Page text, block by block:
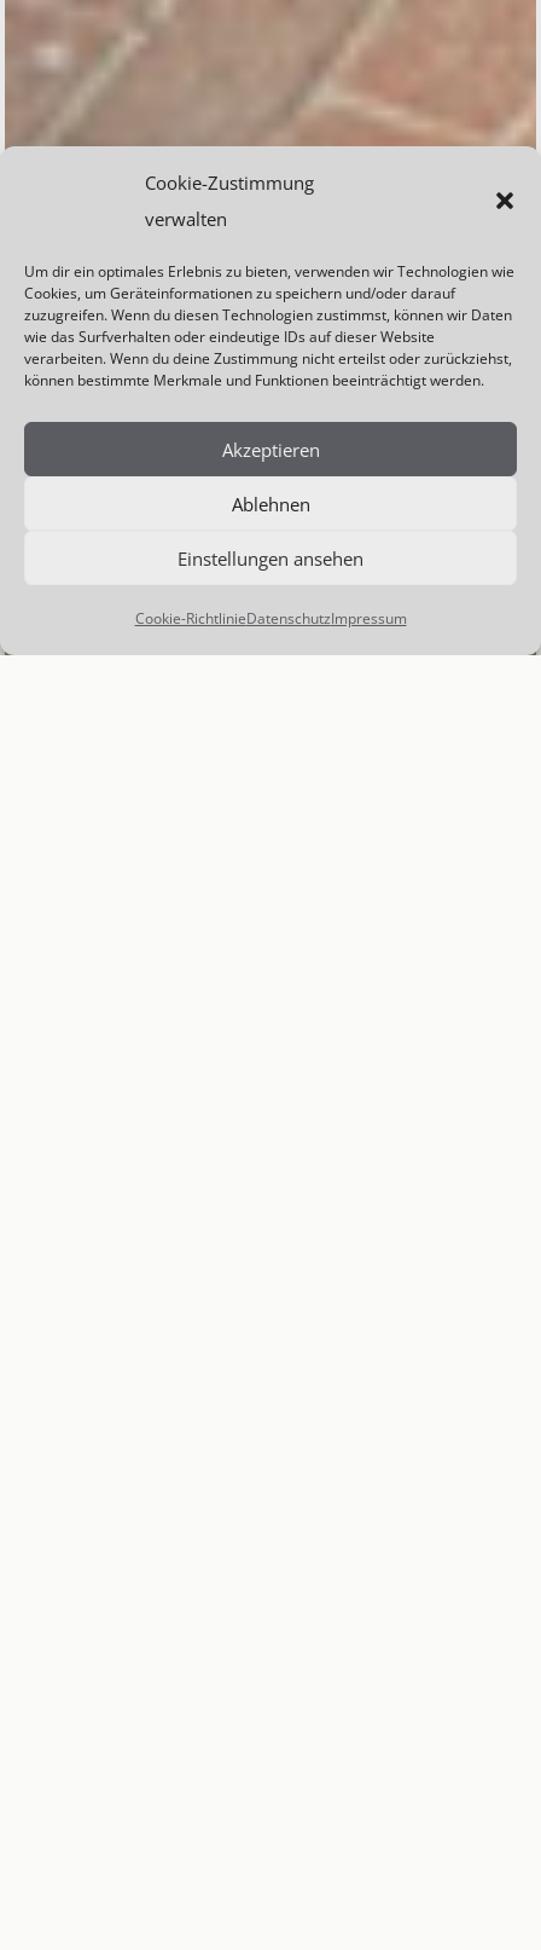
Cookie-Zustimmung
verwalten
Um dir ein optimales Erlebnis zu bieten, verwenden wir Technologien wie
Cookies, um Geräteinformationen zu speichern und/oder darauf
zuzugreifen. Wenn du diesen Technologien zustimmst, können wir Daten
wie das Surfverhalten oder eindeutige IDs auf dieser Website
verarbeiten. Wenn du deine Zustimmung nicht erteilst oder zurückziehst,
können bestimmte Merkmale und Funktionen beeinträchtigt werden.
Akzeptieren
Ablehnen
Einstellungen ansehen
Cookie-RichtlinieDatenschutzImpressum